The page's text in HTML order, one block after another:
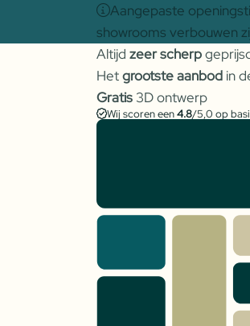
Aangepaste
showrooms verbouwen
Altijd zeer scherp
Hetgrootste aanbod in
Gratis 3D ontwerp
Wij scoren een4.8/5,0 op